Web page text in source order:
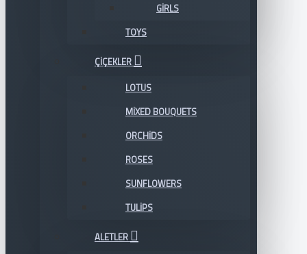
GIRLS
TOYS
ÇIÇEKLER
LOTUS
MIXED BOUQUETS
ORCHIDS
ROSES
SUNFLOWERS
TULIPS
ALETLER